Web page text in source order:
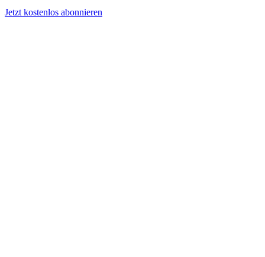
Jetzt kostenlos abonnieren